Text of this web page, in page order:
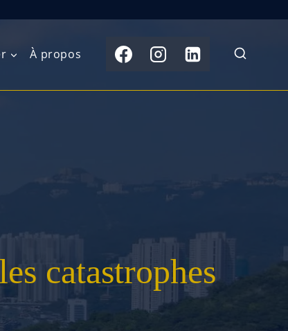
Extrême-Orient
À propos
catastrophes